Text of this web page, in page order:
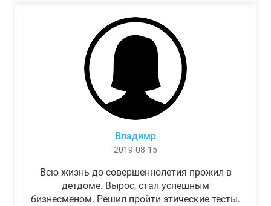
Владимр
2019-08-15
Всю жизнь до совершеннолетия прожил в
детдоме. Вырос, стал успешным
бизнесменом. Решил пройти этические тесты.